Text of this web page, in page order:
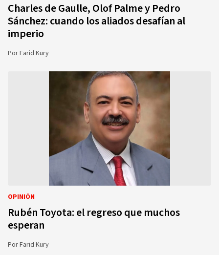
Charles de Gaulle, Olof Palme y Pedro
Sánchez: cuando los aliados desafían al
imperio
PorFarid Kury
OPINIÓN
Rubén Toyota: el regreso que muchos
esperan
PorFarid Kury